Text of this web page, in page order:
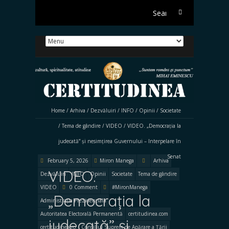
Search
Home / Arhiva / Dezvăluiri / INFO / Opinii / Societate
/ Tema de gândire / VIDEO / VIDEO. „Democrația la
judecată” și nesimțirea Guvernului – Interpelare în
Senat
VIDEO.
„Democrația la
February 5, 2026 Miron Manega
Arhiva
Dezvăluiri
INFO Opinii Societate
Tema de gândire
VIDEO
0 Comment
#MironManega
Administrația Prezidențială
Autoritatea Electorală Permanentă
certitudinea.com
certitudinea.ro
Consiliul Suprem de Apărare a Țării